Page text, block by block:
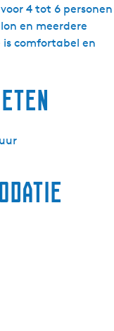
4 tot 6 personen
en meerdere
comfortabel en